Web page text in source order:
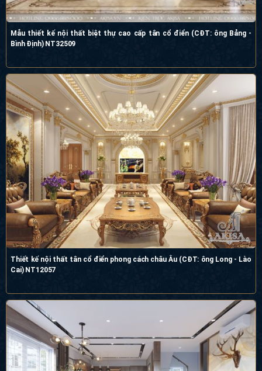
Mẫu thiết kế nội thất biệt thự cao cấp tân cổ điển (CĐT: ông Bảng -
Bình Định) NT32509
Thiết kế nội thất tân cổ điển phong cách châu Âu (CĐT: ông Long - Lào
Cai) NT12057